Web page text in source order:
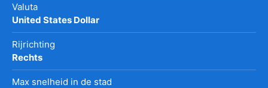
Valuta
United States Dollar
Rijrichting
Rechts
Max snelheid in de stad